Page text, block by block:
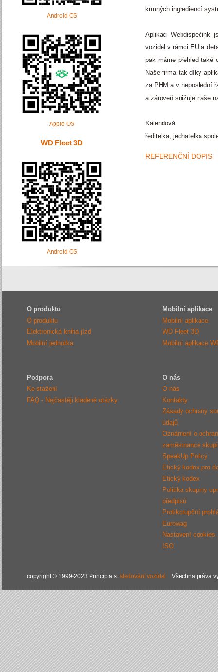
Android OS
Apple OS
WD Fleet 3D
Android OS
krmných ingrediencí
Aplikaci Webdispečink
vozidel v rámci EU a
pak máme přehled také
Naše firma tak díky
za PHM a v neposlední
a zároveň snižuje naše
Kalendová
ředitelka, jednatelka
REFERENČNÍ DOPIS
O produktu
O produktu
Elektronická kniha jízd
Mobilní jednotka
Mobilní aplikace
Mobilní aplikace
WD Fleet 3D
Mobilní aplikace
Podpora
Ke stažení
FAQ - Nejčastěji kladené otázky
O nás
O nás
Kontakty
Zásady ochrany
údajů
Oznámení o
zaměstnance
SpeakUp Policy
Etický kodex pro
Etický kodex
Politika skupiny
předpisů
Protikorupční
Eurowag
Nastavení cookies
ISO
copyright © 1999-2023 Princip a.s. sledování vozidel Všechna práva